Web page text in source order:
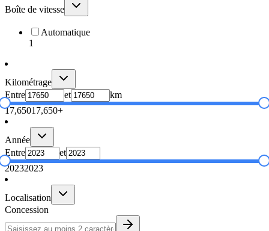
Boîte de vitesse
Automatique
1
Kilométrage
Entre
et
km
17,65017,650+
Année
Entre
et
20232023
Localisation
Concession